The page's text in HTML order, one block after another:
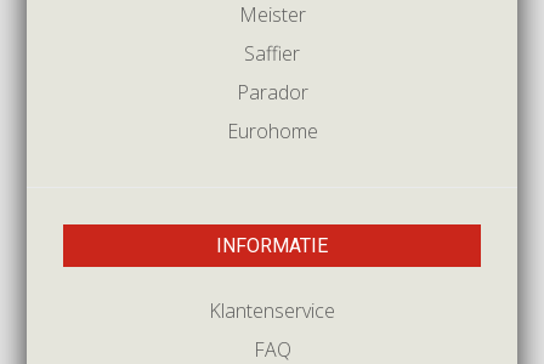
Meister
Saffier
Parador
Eurohome
INFORMATIE
Klantenservice
FAQ